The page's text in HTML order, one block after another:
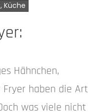
Küche
Hähnchen,
Fryer haben die Art
was viele nicht